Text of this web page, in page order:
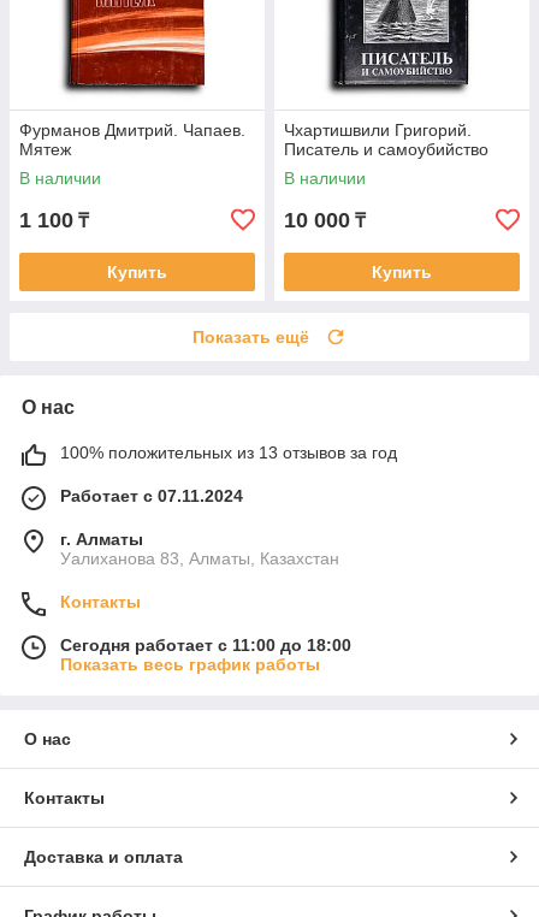
Фурманов Дмитрий. Чапаев.
Мятеж
В наличии
1 100 ₸
Купить
Чхартишвили Григорий.
Писатель и самоубийство
В наличии
10 000 ₸
Купить
Показать ещё
О нас
100% положительных из 13 отзывов за год
Работает с 07.11.2024
г. Алматы
Уалиханова 83, Алматы, Казахстан
Контакты
Сегодня работает с 11:00 до 18:00
Показать весь график работы
О нас
Контакты
Доставка и оплата